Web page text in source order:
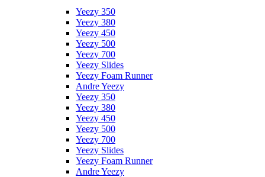
Yeezy 350
Yeezy 380
Yeezy 450
Yeezy 500
Yeezy 700
Yeezy Slides
Yeezy Foam Runner
Andre Yeezy
Yeezy 350
Yeezy 380
Yeezy 450
Yeezy 500
Yeezy 700
Yeezy Slides
Yeezy Foam Runner
Andre Yeezy